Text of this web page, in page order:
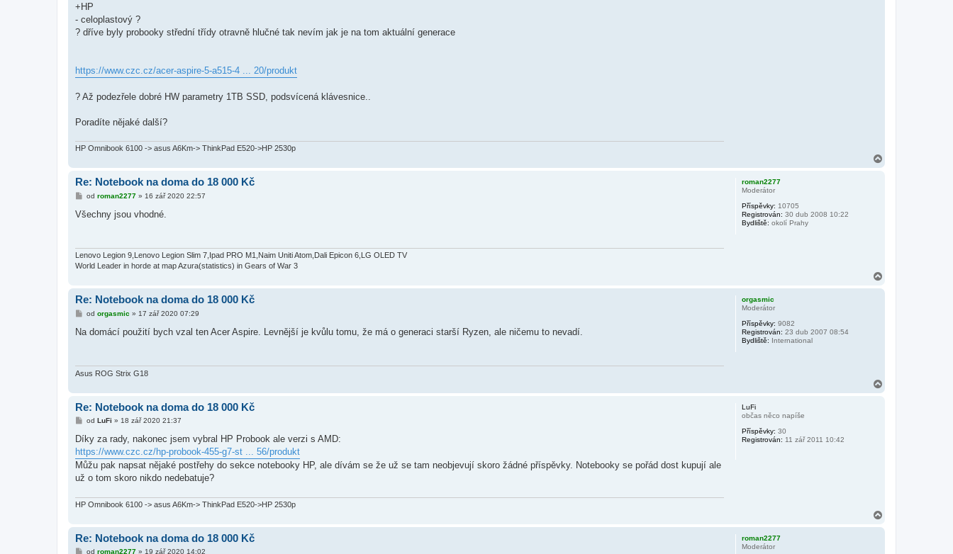
+HP
- celoplastový ?
? dříve byly probooky střední třídy otravně hlučné tak nevím jak je na tom aktuální generace
https://www.czc.cz/acer-aspire-5-a515-4 ... 20/produkt
? Až podezřele dobré HW parametry 1TB SSD, podsvícená klávesnice..
Poradíte nějaké další?
HP Omnibook 6100 -> asus A6Km-> ThinkPad E520->HP 2530p
roman2277
Moderátor
Příspěvky: 10705
Registrován: 30 dub 2008 10:22
Bydliště: okolí Prahy
Re: Notebook na doma do 18 000 Kč
P
í
e
k
od roman2277» 16 zář 2020 22:57
Všechny jsou vhodné.
Lenovo Legion 9,Lenovo Legion Slim 7,Ipad PRO M1,Naim Uniti Atom,Dali Epicon 6,LG OLED TV
World Leader in horde at map Azura(statistics) in Gears of War 3
orgasmic
Moderátor
Příspěvky: 9082
Registrován: 23 dub 2007 08:54
Bydliště: International
Re: Notebook na doma do 18 000 Kč
P
í
e
od orgasmic » 17 zář 2020 07:29
Na domácí použití bych vzal ten Acer Aspire. Levnější je kvůlu tomu, že má o generaci starší Ryzen, ale ničemu to nevadí.
Asus ROG Strix G18
LuFi
občas něco napíše
Příspěvky: 30
Registrován: 11 zář 2011 10:42
Re: Notebook na doma do 18 000 Kč
P
í
p
ě
v
e
od LuFi » 18 zář 2020 21:37
Díky za rady, nakonec jsem vybral HP Probook ale verzi s AMD:
https://www.czc.cz/hp-probook-455-g7-st ... 56/produkt
Můžu pak napsat nějaké postřehy do sekce notebooky HP, ale dívám se že už se tam neobjevují skoro žádné příspěvky. Notebooky se pořád dost kupují ale
už o tom skoro nikdo nedebatuje?
HP Omnibook 6100 -> asus A6Km-> ThinkPad E520->HP 2530p
roman2277
Moderátor
Re: Notebook na doma do 18 000 Kč
Pod roman2277» 19 zář 2020 14:02